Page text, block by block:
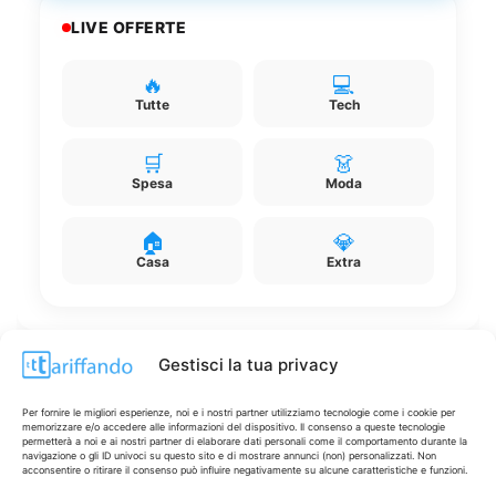
Gestisci la tua privacy
Per fornire le migliori esperienze, noi e i nostri partner utilizziamo tecnologie come i cookie per
memorizzare e/o accedere alle informazioni del dispositivo. Il consenso a queste tecnologie
permetterà a noi e ai nostri partner di elaborare dati personali come il comportamento durante la
navigazione o gli ID univoci su questo sito e di mostrare annunci (non) personalizzati. Non
acconsentire o ritirare il consenso può influire negativamente su alcune caratteristiche e funzioni.
LIVE OFFERTE
🔥
Tutte
💻
Tech
🛒
Spesa
👗
Moda
🏠
Casa
💎
Extra
Disclaimer
I marchi citati appartengono ai rispettivi proprietari. Le offerte